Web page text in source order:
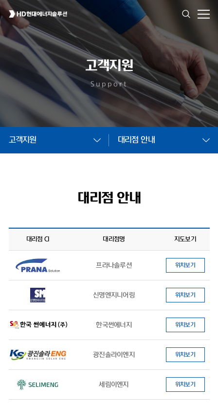
고객지원
Support
고객지원 대리점 안내
대리점 안내
대리점 CI 대리점명 지도보기
프라나솔루션 위치보기
신명엔지니어링 위치보기
한국썬에너지 위치보기
광진솔라이엔지 위치보기
세림이엔지 위치보기